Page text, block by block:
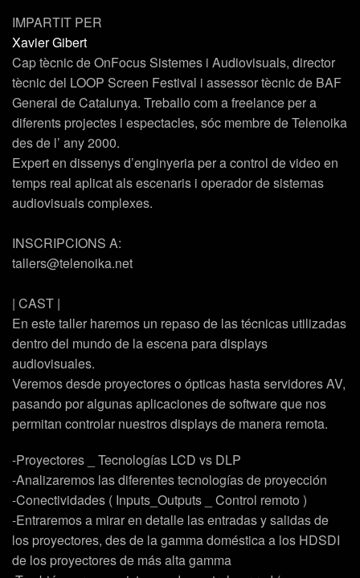
IMPARTIT PER
Xavier Gibert
Cap tècnic de OnFocus Sistemes i Audiovisuals, director
tècnic del LOOP Screen Festival i assessor tècnic de BAF
General de Catalunya. Treballo com a freelance per a
diferents projectes i espectacles, sóc membre de Telenoika
des de l’ any 2000.
Expert en dissenys d’enginyeria per a control de video en
temps real aplicat als escenaris i operador de sistemas
audiovisuals complexes.
INSCRIPCIONS A:
tallers@telenoika.net
| CAST |
En este taller haremos un repaso de las técnicas utilizadas
dentro del mundo de la escena para displays
audiovisuales.
Veremos desde proyectores o ópticas hasta servidores AV,
pasando por algunas aplicaciones de software que nos
permitan controlar nuestros displays de manera remota.
-Proyectores _ Tecnologías LCD vs DLP
-Analizaremos las diferentes tecnologías de proyección
-Conectividades ( Inputs_Outputs _ Control remoto )
-Entraremos a mirar en detalle las entradas y salidas de
los proyectores, des de la gamma doméstica a los HDSDI
de los proyectores de más alta gamma